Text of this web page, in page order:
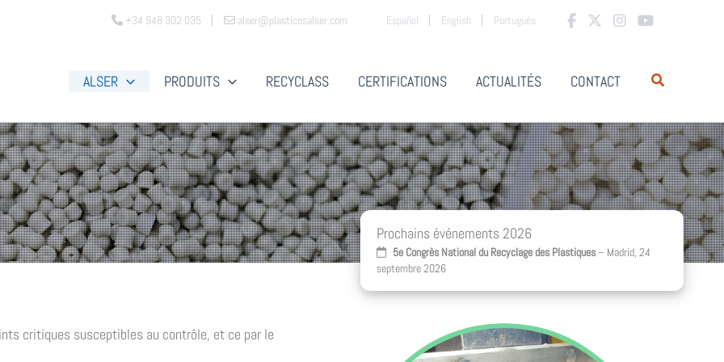
+34 948 302 035 alser@plasticosalser.com Español English Português
ALSER PRODUITS RECYCLASS CERTIFICATIONS ACTUALITÉS CONTACT
Prochains événements 2026
5e Congrès National du Recyclage des Plastiques– Madrid, 24
septembre 2026
critiques susceptibles au contrôle, et ce par le